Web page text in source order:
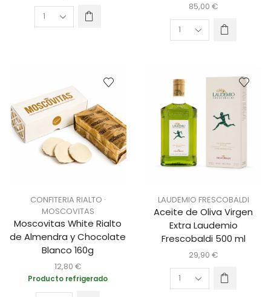
85,00 €
CONFITERIA RIALTO ·
MOSCOVITAS
Moscovitas White Rialto
de Almendra y Chocolate
Blanco 160g
12,80 €
Producto refrigerado
LAUDEMIO FRESCOBALDI
Aceite de Oliva Virgen
Extra Laudemio
Frescobaldi 500 ml
29,90 €